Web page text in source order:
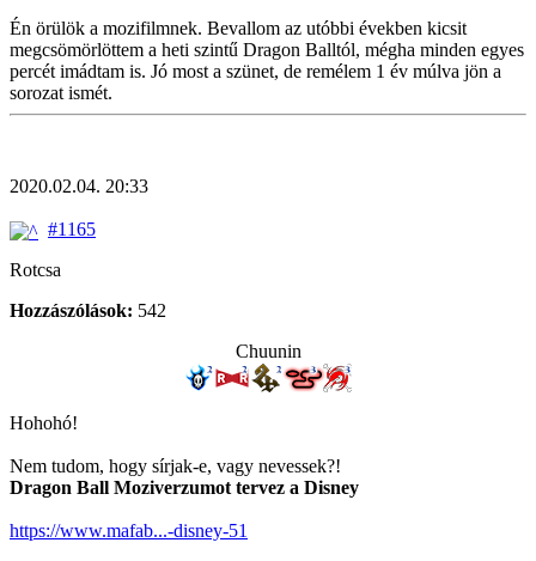
Én örülök a mozifilmnek. Bevallom az utóbbi években kicsit
megcsömörlöttem a heti szintű Dragon Balltól, mégha minden egyes
percét imádtam is. Jó most a szünet, de remélem 1 év múlva jön a
sorozat ismét.
2020.02.04. 20:33
#1165
Rotcsa
Hozzászólások: 542
Chuunin
Hohohó!
Nem tudom, hogy sírjak-e, vagy nevessek?!
Dragon Ball Moziverzumot tervez a Disney
https://www.mafab...-disney-51